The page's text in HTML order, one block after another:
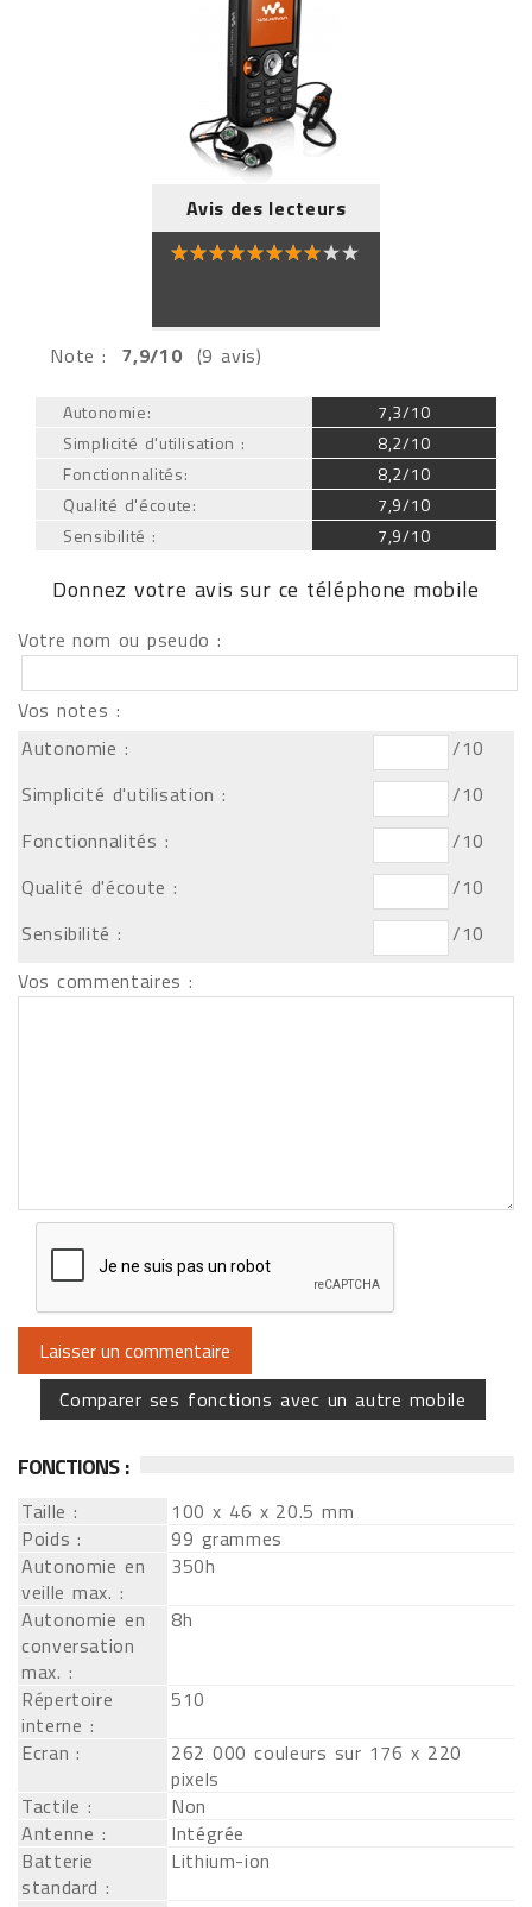
Avis des lecteurs
Note : 7,9/10 (9 avis)
Autonomie:
Simplicité d'utilisation :
Fonctionnalités:
Qualité d'écoute:
Sensibilité :
7,3/10
8,2/10
8,2/10
7,9/10
7,9/10
Donnez votre avis sur ce téléphone mobile
Votre nom ou pseudo :
Vos notes :
Autonomie :
/10
Simplicité d'utilisation :
/10
Fonctionnalités :
/10
Qualité d'écoute :
/10
Sensibilité :
/10
Vos commentaires :
Comparer ses fonctions avec un autre mobile
FONCTIONS :
Taille :
100 x 46 x 20.5 mm
Poids :
99 grammes
Autonomie en
veille max. :
350h
Autonomie en
conversation
max. :
8h
Répertoire
interne :
510
Ecran :
262 000 couleurs sur 176 x 220
pixels
Tactile :
Non
Antenne :
Intégrée
Batterie
standard :
Lithium-ion